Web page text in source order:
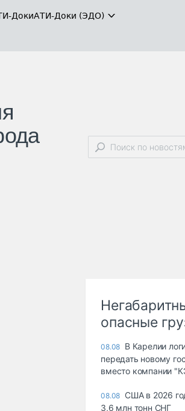
ДокиАТИ-Доки (ЭДО)
опасные
08.08 В Карелии
передать новому
вместо компании
08.08 США в 2026
3,6 млн тонн СНГ